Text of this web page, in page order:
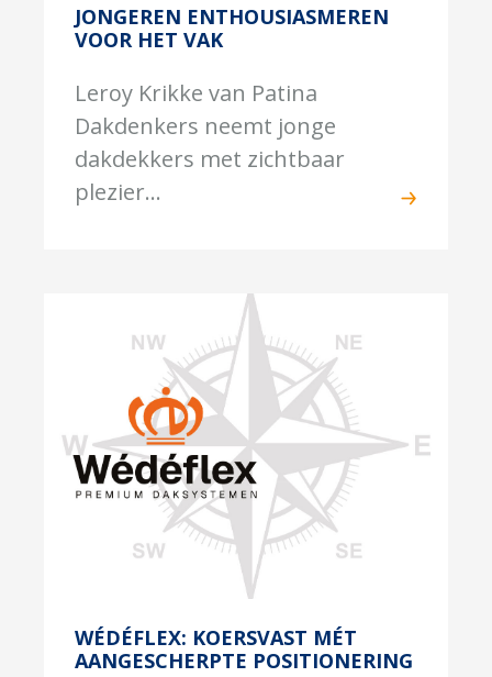
JONGEREN ENTHOUSIASMEREN
VOOR HET VAK
Leroy Krikke van Patina
Dakdenkers neemt jonge
dakdekkers met zichtbaar
plezier...
WÉDÉFLEX: KOERSVAST MÉT
AANGESCHERPTE POSITIONERING